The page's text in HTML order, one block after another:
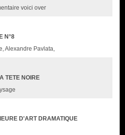
voici over
N°8
Alexandre Pavlata,
TETE NOIRE
D'ART DRAMATIQUE